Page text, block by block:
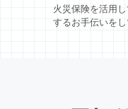
火災保険を活用
するお手伝いをし